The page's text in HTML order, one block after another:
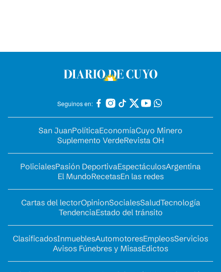
Seguinos en:
San JuanPolíticaEconomíaCuyo Minero
Suplemento VerdeRevista OH
PolicialesPasión DeportivaEspectáculosArgentina
El MundoRecetasEn las redes
Cartas del lectorOpinionSocialesSaludTecnología
TendenciaEstado del tránsito
ClasificadosInmueblesAutomotoresEmpleosServicios
Avisos Fúnebres y MisasEdictos